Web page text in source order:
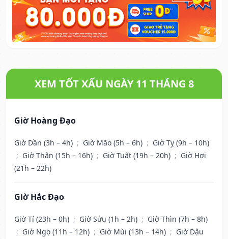
XEM TỐT XẤU NGÀY 11 THÁNG 8
Giờ Hoàng Đạo
Giờ Dần (3h – 4h) ; Giờ Mão (5h – 6h) ; Giờ Tỵ (9h – 10h)
; Giờ Thân (15h – 16h) ; Giờ Tuất (19h – 20h) ; Giờ Hợi
(21h – 22h)
Giờ Hắc Đạo
Giờ Tí (23h – 0h) ; Giờ Sửu (1h – 2h) ; Giờ Thìn (7h – 8h)
; Giờ Ngọ (11h – 12h) ; Giờ Mùi (13h – 14h) ; Giờ Dậu